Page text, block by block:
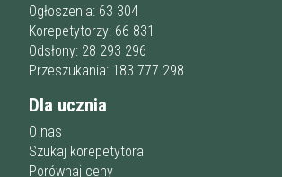
Studia
Dorośli
Doświadczenie
korepetytora
Staż korepetytora
Ogłoszenia: 63 304
Korepetytorzy: 66 831
Odsłony: 28 293 296
Przeszukania: 183 777 298
Dla ucznia
O nas
Szukaj korepetytora
Porównaj ceny